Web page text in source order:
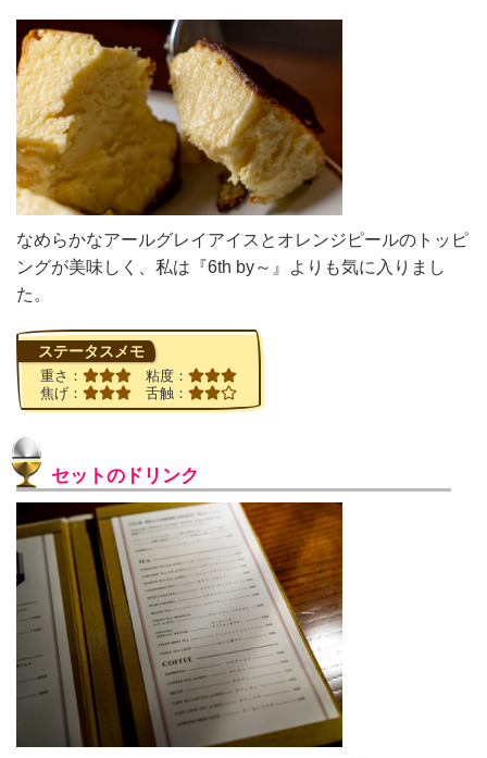
なめらかなアールグレイアイスとオレンジピールのトッピ
ングが美味しく、私は『6th by～』よりも気に入りまし
た。
ステータスメモ
重さ：
粘度：
焦げ：
舌触：
セットのドリンク